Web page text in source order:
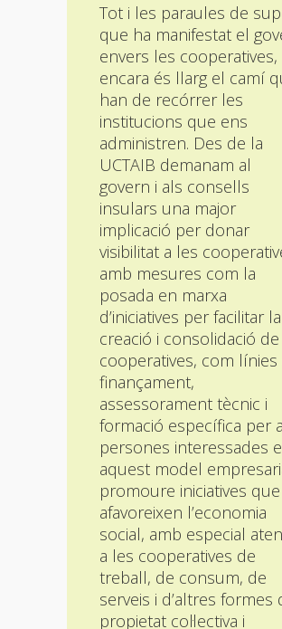
Tot i les paraules de
que ha manifestat el
envers les cooperatives,
encara és llarg el camí
han de recórrer les
institucions que ens
administren. Des de la
UCTAIB demanam al
govern i als consells
insulars una major
implicació per donar
visibilitat a les
amb mesures com la
posada en marxa
d’iniciatives per facilitar la
creació i consolidació de
cooperatives, com línies
finançament,
assessorament tècnic i
formació específica per a
persones interessades
aquest model
promoure iniciatives que
afavoreixen l’economia
social, amb especial
a les cooperatives de
treball, de consum, de
serveis i d’altres formes
propietat col·lectiva i